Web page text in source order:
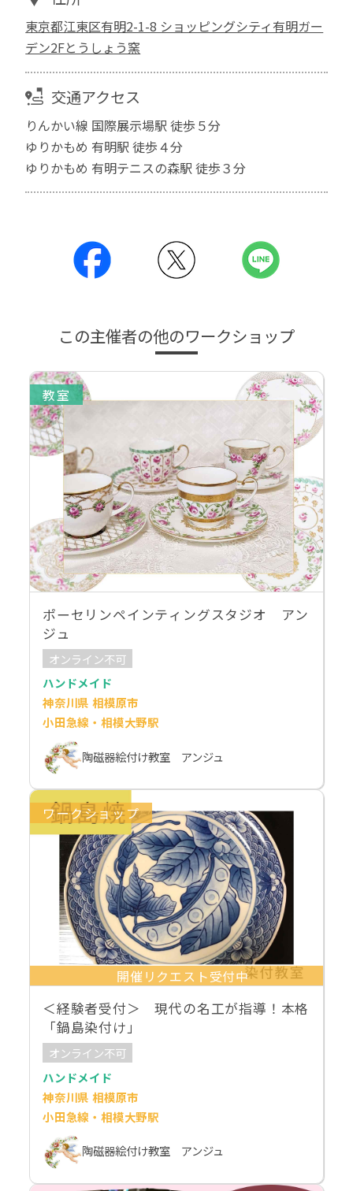
東京都江東区有明2-1-8 ショッピングシティ有明ガー
デン2Fとうしょう窯
交通アクセス
りんかい線 国際展示場駅 徒歩５分
ゆりかもめ 有明駅 徒歩４分
ゆりかもめ 有明テニスの森駅 徒歩３分
この主催者の他のワークショップ
教室
ポーセリンペインティングスタジオ アン
ジュ
オンライン不可
ハンドメイド
神奈川県 相模原市
小田急線・相模大野駅
陶磁器絵付け教室 アンジュ
ワークショップ
開催リクエスト受付中
＜経験者受付＞ 現代の名工が指導！本格
「鍋島染付け」
オンライン不可
ハンドメイド
神奈川県 相模原市
小田急線・相模大野駅
陶磁器絵付け教室 アンジュ